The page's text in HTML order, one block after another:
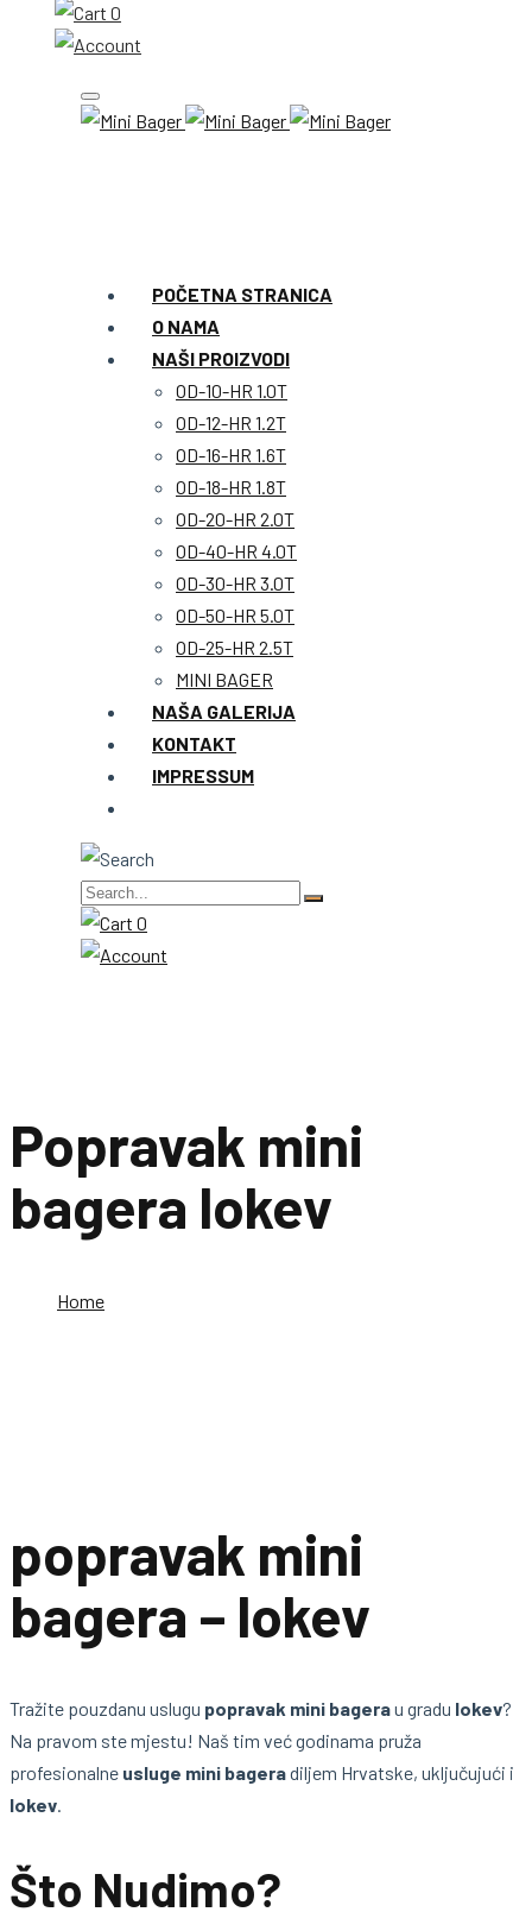
0
POČETNA STRANICA
O NAMA
NAŠI PROIZVODI
OD-10-HR 1.0T
OD-12-HR 1.2T
OD-16-HR 1.6T
OD-18-HR 1.8T
OD-20-HR 2.0T
OD-40-HR 4.0T
OD-30-HR 3.0T
OD-50-HR 5.0T
OD-25-HR 2.5T
MINI BAGER
NAŠA GALERIJA
KONTAKT
IMPRESSUM
0
Popravak mini
bagera lokev
Home
popravak mini
bagera – lokev
Tražite pouzdanu uslugu popravak mini bagerau gradu lokev?
Na pravom ste mjestu! Naš tim već godinama pruža
profesionalne usluge mini bageradiljem Hrvatske, uključujući i
lokev.
Što Nudimo?